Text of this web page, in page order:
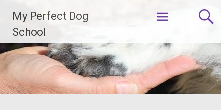
Inhalt
springen
My Perfect Dog
School